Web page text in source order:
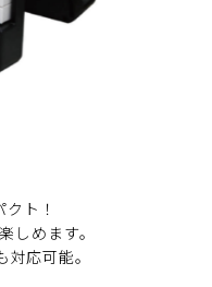
ト！
しめます。
応可能。